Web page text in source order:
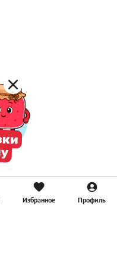
Избранное Профиль